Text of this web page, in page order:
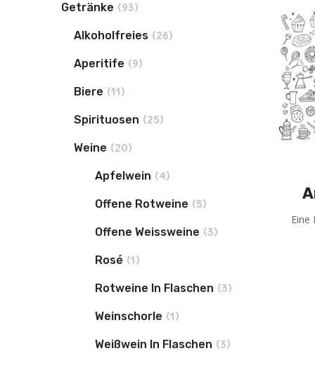
Eine
Getränke (93)
Alkoholfreies (26)
Aperitife (9)
Biere (11)
Spirituosen (25)
Weine (20)
Apfelwein (4)
Offene Rotweine (5)
Offene Weissweine (3)
Rosé (1)
Rotweine In Flaschen (3)
Weinschorle (1)
Weißwein In Flaschen (3)